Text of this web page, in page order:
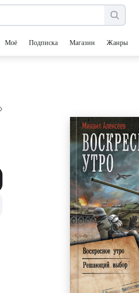
Моё Подписка Магазин Жанры